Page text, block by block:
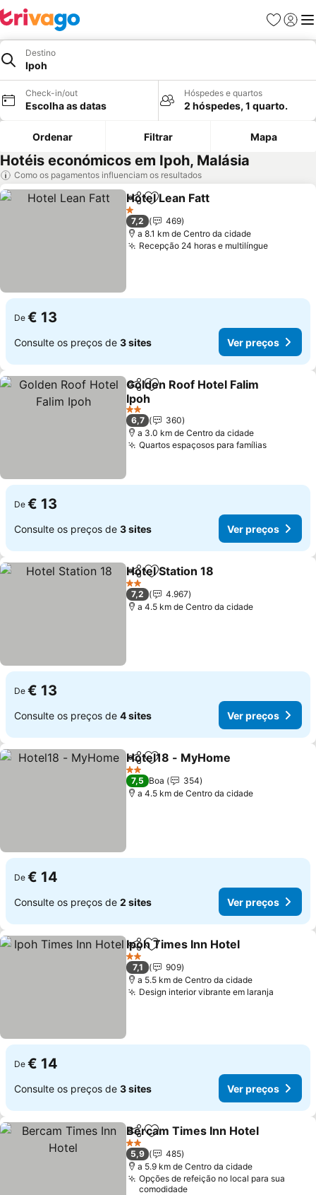
Favoritos
Iniciar
Destino
Ipoh
Check-in/out
Escolha as datas
Hóspedes e quartos
2 hóspedes, 1 quarto.
Ordenar Filtrar Mapa
Hotéis económicos em Ipoh, Malásia
Como os pagamentos influenciam os resultados
PartilharAdicionar aos favoritos
Hotel Lean Fatt
1 Estrelas
7,2
469
a 8.1 km de Centro da cidade
Recepção 24 horas e multilíngue
De € 13
Consulte os preços de 3 sites Ver preços
PartilharAdicionar aos favoritos
Golden Roof Hotel Falim
Ipoh
2 Estrelas
6,7
360
a 3.0 km de Centro da cidade
Quartos espaçosos para famílias
De € 13
Consulte os preços de 3 sites Ver preços
PartilharAdicionar aos favoritos
Hotel Station 18
2 Estrelas
7,2
4.967
a 4.5 km de Centro da cidade
De € 13
Consulte os preços de 4 sites Ver preços
PartilharAdicionar aos favoritos
Hotel18 - MyHome
2 Estrelas
7,5 Boa
354
a 4.5 km de Centro da cidade
De € 14
Consulte os preços de 2 sites Ver preços
PartilharAdicionar aos favoritos
Ipoh Times Inn Hotel
2 Estrelas
7,1
909
a 5.5 km de Centro da cidade
Design interior vibrante em laranja
De € 14
Consulte os preços de 3 sites Ver preços
PartilharAdicionar aos favoritos
Bercam Times Inn Hotel
2 Estrelas
5,9
485
a 5.9 km de Centro da cidade
Opções de refeição no local para sua
comodidade